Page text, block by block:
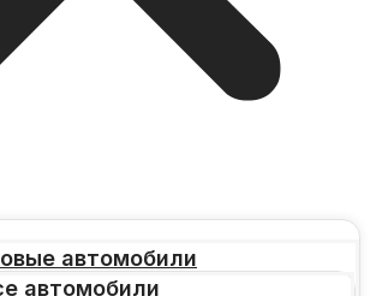
автомобили
автомобили